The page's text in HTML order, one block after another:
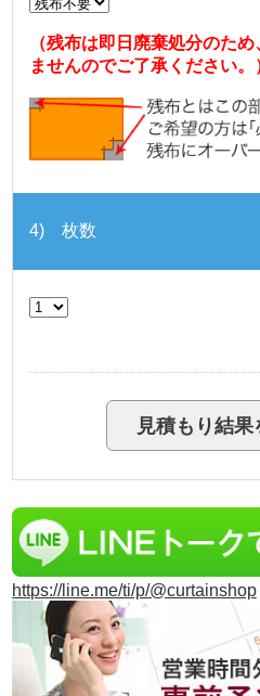
（残布は即日廃棄処分のた
ませんのでご了承ください。
4) 枚数
https://line.me/ti/p/@curtainshop